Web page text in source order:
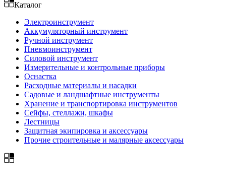
Каталог
Электроинструмент
Аккумуляторный инструмент
Ручной инструмент
Пневмоинструмент
Силовой инструмент
Измерительные и контрольные приборы
Оснастка
Расходные материалы и насадки
Садовые и ландшафтные инструменты
Хранение и транспортировка инструментов
Сейфы, стеллажи, шкафы
Лестницы
Защитная экипировка и аксессуары
Прочие строительные и малярные аксессуары